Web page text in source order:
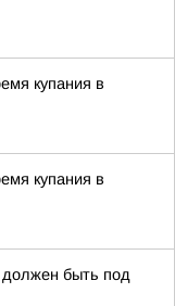
купания в
купания в
быть под